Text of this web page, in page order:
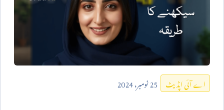
اے آئی اپڈیٹ 25نومبر،2024